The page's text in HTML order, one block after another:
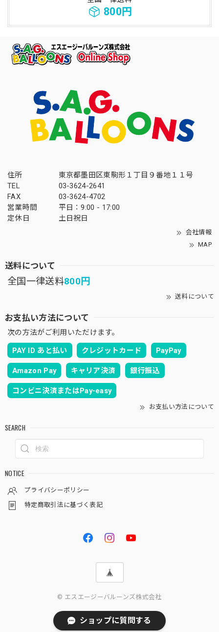
800円
住所
東京都墨田区東駒形１丁目９番地１１号
TEL
03-3624-2641
FAX
03-3624-4702
営業時間
平日：9:00 - 17:00
定休日
土日祝日
会社情報
MAP
送料について
全国一律送料800円
送料について
お支払い方法について
次の方法がご利用いただけます。
PAY ID あと払い クレジットカード PayPay
Amazon Pay キャリア決済 銀行振込
コンビニ決済またはPay-easy
お支払い方法について
SEARCH
NOTICE
プライバシーポリシー
特定商取引法に基づく表記
© エスエージーバルーンズ株式会社
ショップに質問する